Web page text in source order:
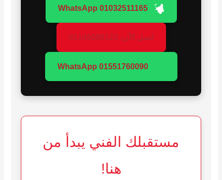
WhatsApp 01032511165
اتصل الآن: 01145080123
WhatsApp 01551760090
مستقبلك الفني يبدأ من
هنا!